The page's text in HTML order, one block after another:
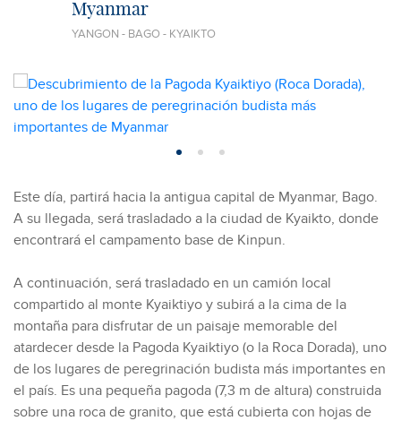
Myanmar
YANGON - BAGO - KYAIKTO
Este día, partirá hacia la antigua capital de Myanmar, Bago.
A su llegada, será trasladado a la ciudad de Kyaikto, donde
encontrará el campamento base de Kinpun.
A continuación, será trasladado en un camión local
compartido al monte Kyaiktiyo y subirá a la cima de la
montaña para disfrutar de un paisaje memorable del
atardecer desde la Pagoda Kyaiktiyo (o la Roca Dorada), uno
de los lugares de peregrinación budista más importantes en
el país. Es una pequeña pagoda (7,3 m de altura) construida
sobre una roca de granito, que está cubierta con hojas de